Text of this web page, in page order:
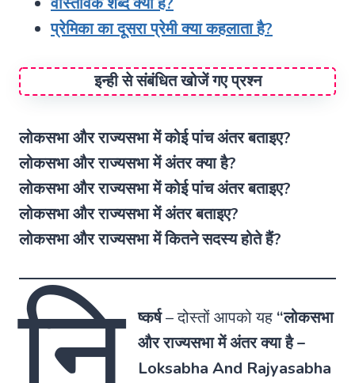
प्रेमिका का दूसरा प्रेमी क्या कहलाता है?
इन्ही से संबंधित खोजें गए प्रश्न
लोकसभा और राज्यसभा में कोई पांच अंतर बताइए?
लोकसभा और राज्यसभा में अंतर क्या है?
लोकसभा और राज्यसभा में कोई पांच अंतर बताइए?
लोकसभा और राज्यसभा में अंतर बताइए?
लोकसभा और राज्यसभा में कितने सदस्य होते हैं?
ष्कर्ष–दोस्तों आपको यह“लोकसभा
और राज्यसभा में अंतर क्या है –
Loksabha And Rajyasabha